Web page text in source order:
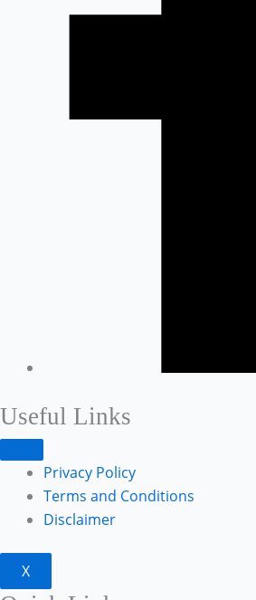
Useful Links
Privacy Policy
Terms and Conditions
Disclaimer
X